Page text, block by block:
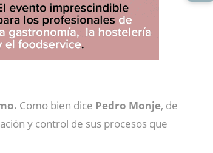
Como bien dice Pedro Monje, de
y control de sus procesos que